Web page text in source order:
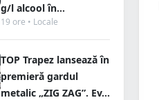
g/l alcool în...
19 ore • Locale
TOP Trapez lansează în
premieră gardul
metalic „ZIG ZAG”. Ev...